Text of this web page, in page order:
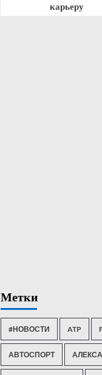
карьеру
Метки
#НОВОСТИ ATP
АВТОСПОРТ